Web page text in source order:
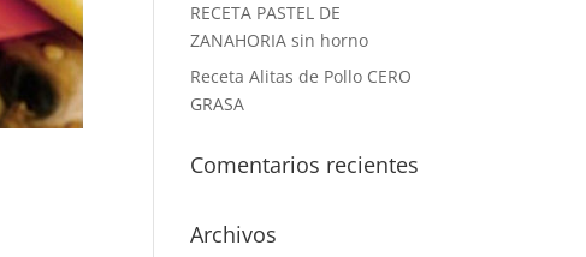
RECETA PASTEL DE
ZANAHORIA sin horno
Receta Alitas de Pollo CERO
GRASA
Comentarios recientes
Archivos